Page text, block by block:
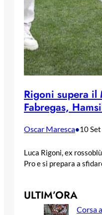
Rigoni supera il
Fabregas,
Oscar Maresca•10 Set
Luca Rigoni, ex
Pro e si prepara a
ULTIM’ORA
Corsa